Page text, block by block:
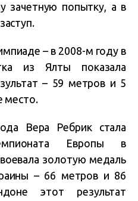
зачетную попытку, а в
– в 2008-м году в
из Ялты показала
– 59 метров и 5
место.
Вера Ребрик стала
Европы в
золотую медаль
– 66 метров и 86
этот результат